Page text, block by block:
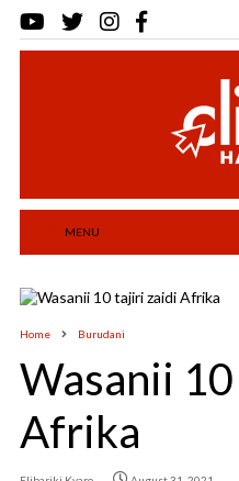
MENU
Home Burudani
Wasanii
Afrika